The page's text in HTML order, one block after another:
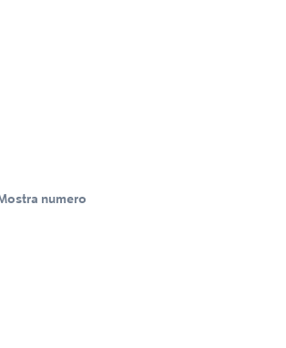
numero